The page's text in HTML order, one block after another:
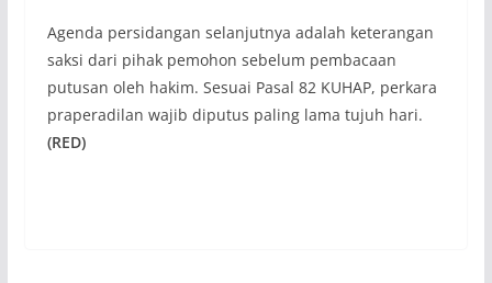
Agenda persidangan selanjutnya adalah keterangan
saksi dari pihak pemohon sebelum pembacaan
putusan oleh hakim. Sesuai Pasal 82 KUHAP, perkara
praperadilan wajib diputus paling lama tujuh hari.
(RED)